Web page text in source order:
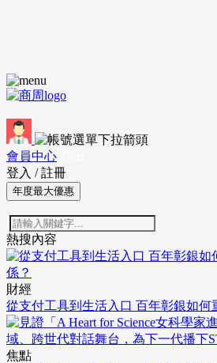
會員中心
登入 / 註冊
年度最大優惠
熱搜內容
財經
從支付工具到生活入口 百年彰銀如何
焦點